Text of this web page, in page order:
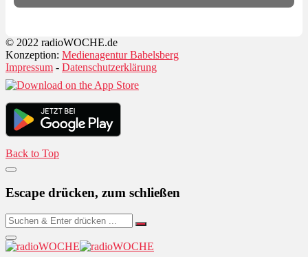
© 2022 radioWOCHE.de
Konzeption: Medienagentur Babelsberg
Impressum - Datenschutzerklärung
Back to Top
Escape drücken, zum schließen